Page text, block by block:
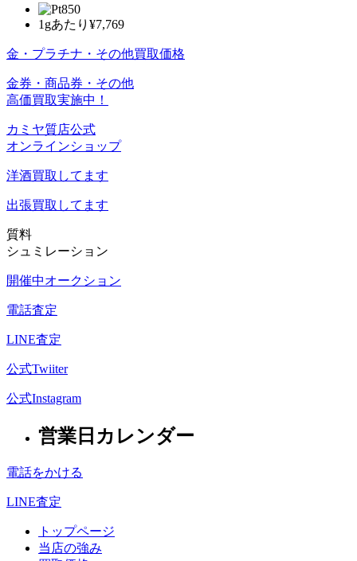
1gあたり ¥7,769
金・プラチナ・その他買取価格
金券・商品券・その他
高価買取実施中！
カミヤ質店公式
オンラインショップ
洋酒買取してます
出張買取 してます
質料
シュミレーション
開催中オークション
電話査定
LINE査定
公式Twiiter
公式Instagram
営業日カレンダー
電話をかける
LINE査定
トップページ
当店の強み